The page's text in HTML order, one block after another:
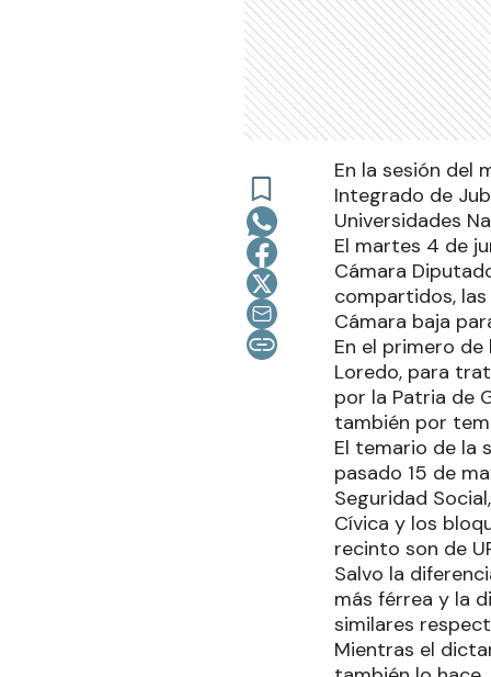
En la sesión del
Integrado de
Universidades
El martes 4 de
Cámara
compartidos,
Cámara baja
En el primero
Loredo, para
por la Patria de
también por
El temario de la
pasado 15 de
Seguridad
Cívica y los
recinto son de
Salvo la
más férrea y la
similares
Mientras el